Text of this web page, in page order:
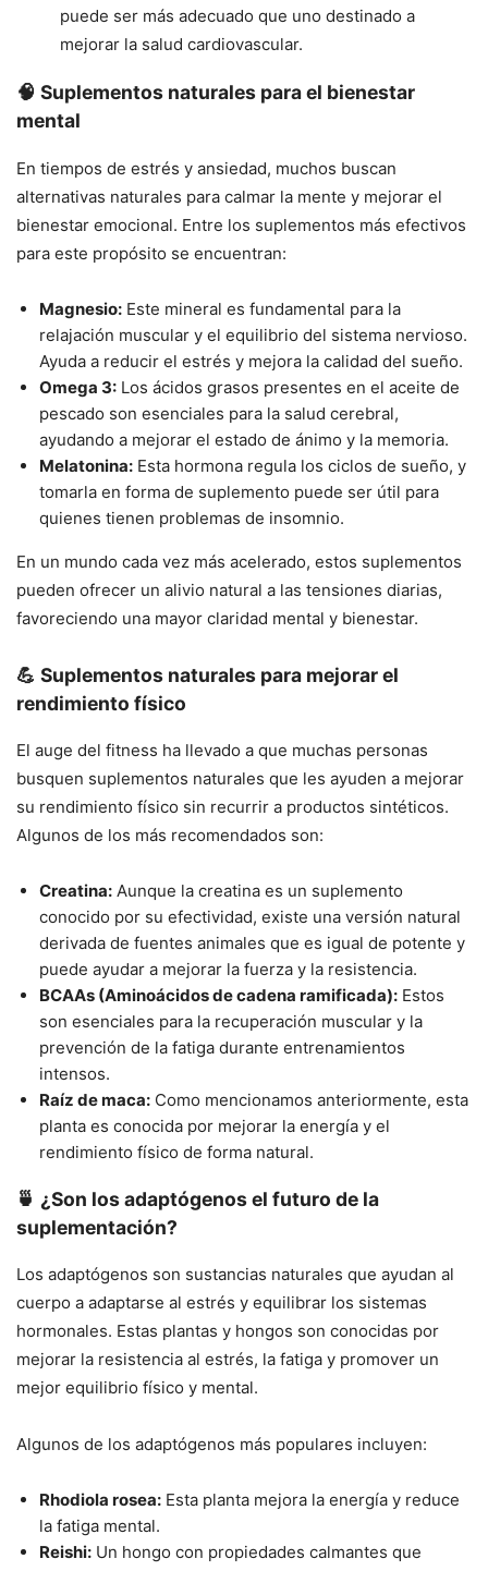
puede ser más adecuado que uno destinado a
mejorar la salud cardiovascular.
🧠 Suplementos naturales para el bienestar
mental
En tiempos de estrés y ansiedad, muchos buscan
alternativas naturales para calmar la mente y mejorar el
bienestar emocional. Entre los suplementos más efectivos
para este propósito se encuentran:
Magnesio: Este mineral es fundamental para la
relajación muscular y el equilibrio del sistema nervioso.
Ayuda a reducir el estrés y mejora la calidad del sueño.
Omega 3: Los ácidos grasos presentes en el aceite de
pescado son esenciales para la salud cerebral,
ayudando a mejorar el estado de ánimo y la memoria.
Melatonina: Esta hormona regula los ciclos de sueño, y
tomarla en forma de suplemento puede ser útil para
quienes tienen problemas de insomnio.
En un mundo cada vez más acelerado, estos suplementos
pueden ofrecer un alivio natural a las tensiones diarias,
favoreciendo una mayor claridad mental y bienestar.
💪 Suplementos naturales para mejorar el
rendimiento físico
El auge del fitness ha llevado a que muchas personas
busquen suplementos naturales que les ayuden a mejorar
su rendimiento físico sin recurrir a productos sintéticos.
Algunos de los más recomendados son:
Creatina: Aunque la creatina es un suplemento
conocido por su efectividad, existe una versión natural
derivada de fuentes animales que es igual de potente y
puede ayudar a mejorar la fuerza y la resistencia.
BCAAs (Aminoácidos de cadena ramificada): Estos
son esenciales para la recuperación muscular y la
prevención de la fatiga durante entrenamientos
intensos.
Raíz de maca: Como mencionamos anteriormente, esta
planta es conocida por mejorar la energía y el
rendimiento físico de forma natural.
🍵 ¿Son los adaptógenos el futuro de la
suplementación?
Los adaptógenos son sustancias naturales que ayudan al
cuerpo a adaptarse al estrés y equilibrar los sistemas
hormonales. Estas plantas y hongos son conocidas por
mejorar la resistencia al estrés, la fatiga y promover un
mejor equilibrio físico y mental.
Algunos de los adaptógenos más populares incluyen:
Rhodiola rosea: Esta planta mejora la energía y reduce
la fatiga mental.
Reishi: Un hongo con propiedades calmantes que